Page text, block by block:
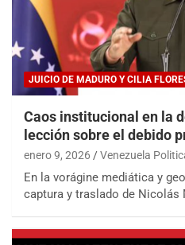
JUICIO DE MADURO Y CILIA
Caos institucional en la
lección sobre el debido
enero 9, 2026 Venezuela
En la vorágine mediática y
captura y traslado de Nicolás